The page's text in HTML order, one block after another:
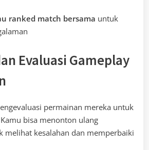
ranked match bersama untuk
Evaluasi Gameplay
permainan mereka untuk
bisa menonton ulang
melihat kesalahan dan memperbaiki